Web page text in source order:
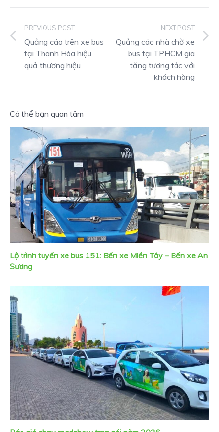
PREVIOUS POST
Quảng cáo trên xe bus
tại Thanh Hóa hiệu
quả thương hiệu
NEXT POST
Quảng cáo nhà chờ xe
bus tại TPHCM gia
tăng tương tác với
khách hàng
Có thể bạn quan tâm
Lộ trình tuyến xe bus 151: Bến xe Miền Tây – Bến xe An
Sương